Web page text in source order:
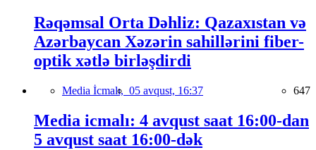
Rəqəmsal Orta Dəhliz: Qazaxıstan və
Azərbaycan Xəzərin sahillərini fiber-
optik xətlə birləşdirdi
Media İcmalı, 05 avqust, 16:37 647
Media icmalı: 4 avqust saat 16:00-dan
5 avqust saat 16:00-dək